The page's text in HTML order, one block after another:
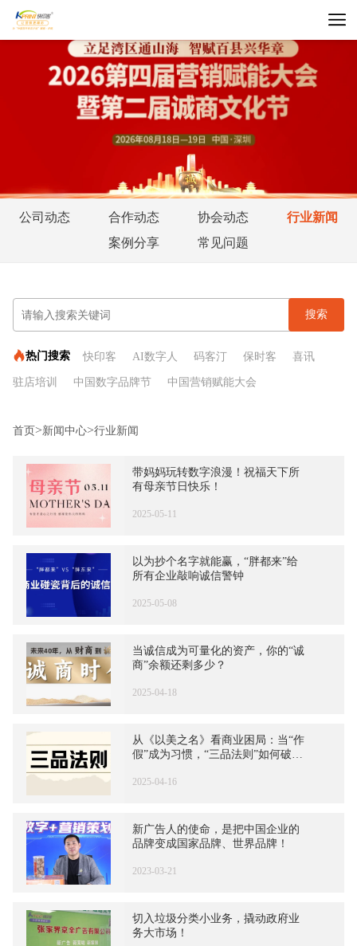
公司动态 合作动态 协会动态
行业新闻
案例分享
常见问题
首页>新闻中心>行业新闻
带妈妈玩转数字浪漫！祝福天下所
有母亲节日快乐！
2025-05-11
以为抄个名字就能赢，“胖都来”给
所有企业敲响诚信警钟
2025-05-08
当诚信成为可量化的资产，你的“诚
商”余额还剩多少？
2025-04-18
从《以美之名》看商业困局：当“作
假”成为习惯，“三品法则”如何破
2025-04-16
新广告人的使命，是把中国企业的
品牌变成国家品牌、世界品牌！
2023-03-21
切入垃圾分类小业务，撬动政府业
务大市场！
搜索
热门搜索 快印客 AI数字人 码客汀 保时客 喜讯
驻店培训 中国数字品牌节 中国营销赋能大会
万水千商